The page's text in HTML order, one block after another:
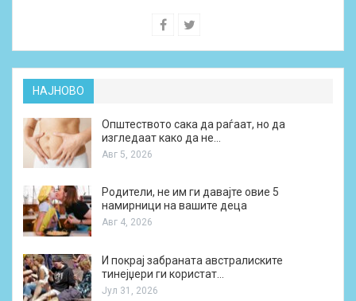
НАЈНОВО
Општеството сака да раѓаат, но да
изгледаат како да не…
Авг 5, 2026
Родители, не им ги давајте овие 5
намирници на вашите деца
Авг 4, 2026
И покрај забраната австралиските
тинејџери ги користат…
Јул 31, 2026